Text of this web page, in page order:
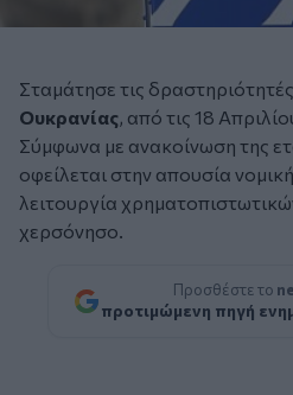
Σταμάτησε τις
Ουκρανίας, από τις 18
Σύμφωνα με ανακοίνωση της
οφείλεται στην απουσία
λειτουργία
χερσόνησο.
Προσθέστε το
προτιμώμενη πηγή